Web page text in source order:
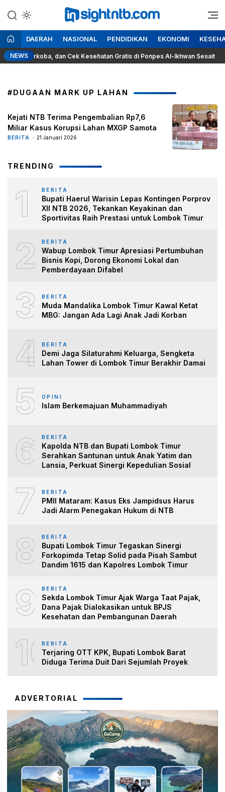
ke
konten
Insight NTB
Berita Seputar NTB
DAERAH NASIONAL PENDIDIKAN EKONOMI
NEWS
Narkoba, dan Cek Kesehatan Gratis di Ponpes Al-Ikhwan Sesait
#DUGAAN MARK UP LAHAN
Kejati NTB Terima Pengembalian Rp7,6
Miliar Kasus Korupsi Lahan MXGP Samota
BERITA 21 Januari 2026
TRENDING
1 BERITA
Bupati Haerul Warisin Lepas Kontingen Porprov
XII NTB 2026, Tekankan Keyakinan dan
Sportivitas Raih Prestasi untuk Lombok Timur
2 BERITA
Wabup Lombok Timur Apresiasi Pertumbuhan
Bisnis Kopi, Dorong Ekonomi Lokal dan
Pemberdayaan Difabel
3 BERITA
Muda Mandalika Lombok Timur Kawal Ketat
MBG: Jangan Ada Lagi Anak Jadi Korban
4 BERITA
Demi Jaga Silaturahmi Keluarga, Sengketa
Lahan Tower di Lombok Timur Berakhir Damai
5 OPINI
Islam Berkemajuan Muhammadiyah
6 BERITA
Kapolda NTB dan Bupati Lombok Timur
Serahkan Santunan untuk Anak Yatim dan
Lansia, Perkuat Sinergi Kepedulian Sosial
7 BERITA
PMII Mataram: Kasus Eks Jampidsus Harus
Jadi Alarm Penegakan Hukum di NTB
8 BERITA
Bupati Lombok Timur Tegaskan Sinergi
Forkopimda Tetap Solid pada Pisah Sambut
Dandim 1615 dan Kapolres Lombok Timur
9 BERITA
Sekda Lombok Timur Ajak Warga Taat Pajak,
Dana Pajak Dialokasikan untuk BPJS
Kesehatan dan Pembangunan Daerah
10BERITA
Terjaring OTT KPK, Bupati Lombok Barat
Diduga Terima Duit Dari Sejumlah Proyek
ADVERTORIAL